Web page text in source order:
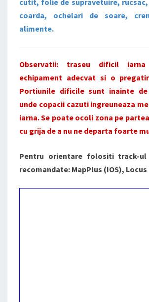
coarda, ochelari de soare,
alimente.
Observatii: traseu dificil
echipament adecvat si o
Portiunile dificile sunt inainte de
unde copacii cazuti ingreuneaza
iarna. Se poate ocoli zona pe
cu grija de a nu ne departa foarte
Pentru orientare folositi track-ul
recomandate: MapPlus (IOS),